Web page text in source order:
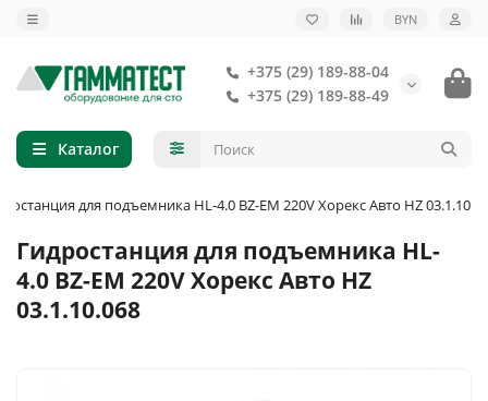
BYN
+375 (29) 189-88-04
+375 (29) 189-88-49
Каталог
для подъемника HL-4.0 BZ-EM 220V Хорекс Авто HZ
Гидростанция для подъемника HL-
4.0 BZ-EM 220V Хорекс Авто HZ
03.1.10.068